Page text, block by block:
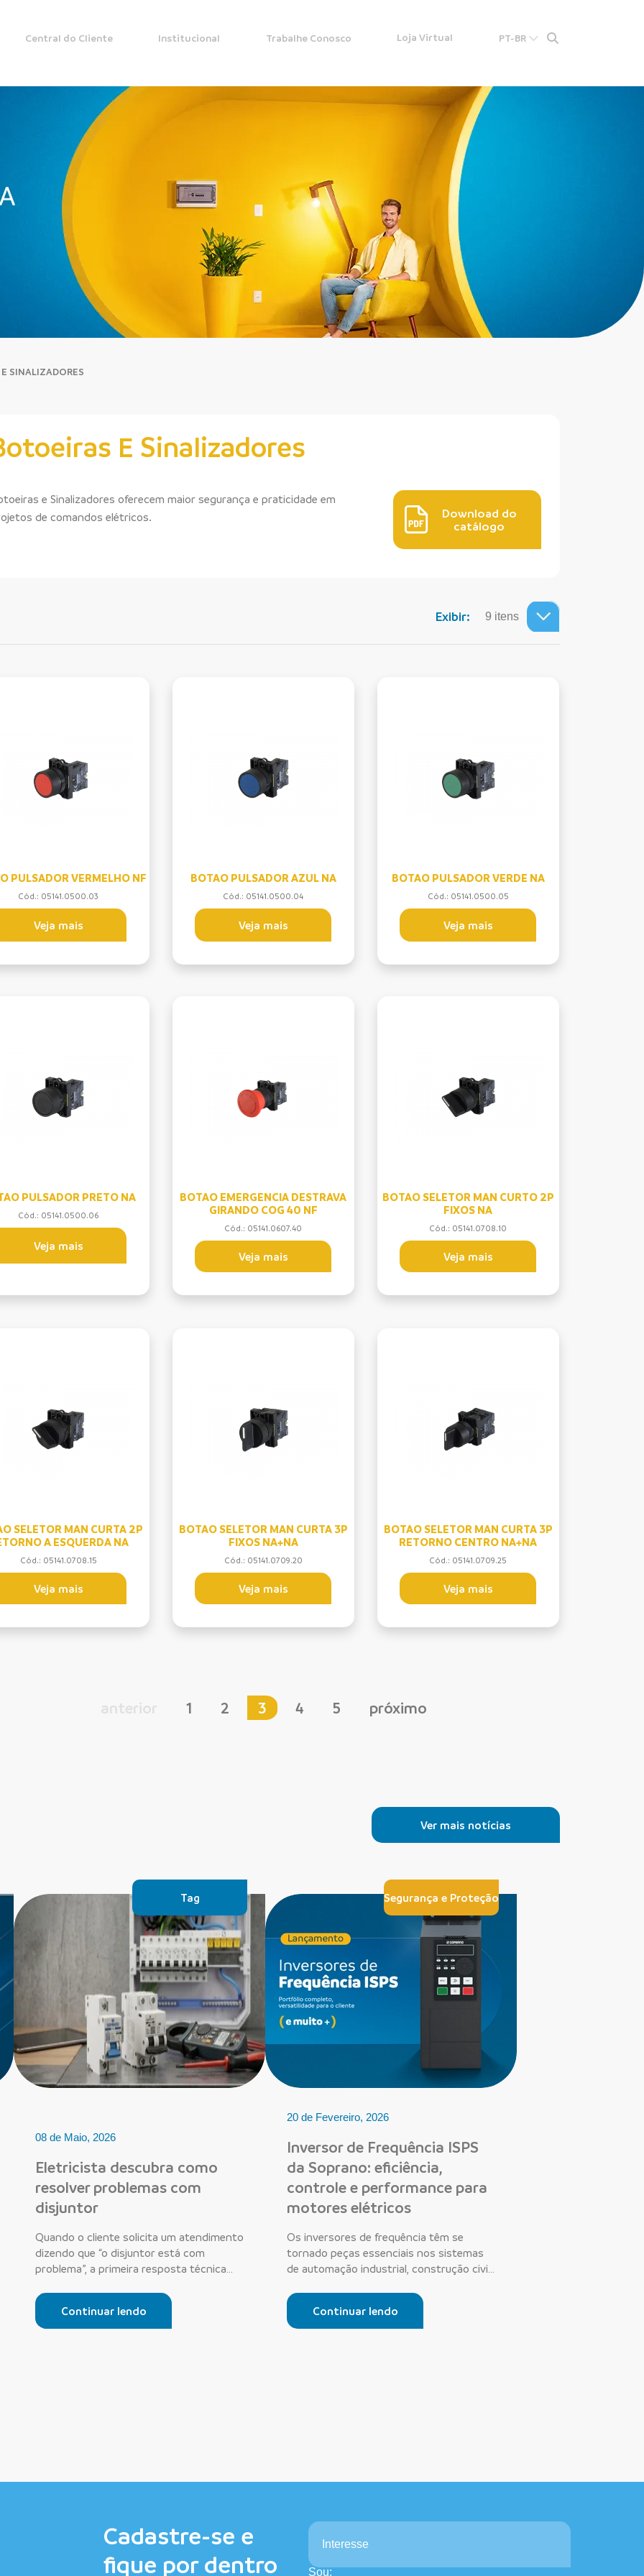
Central do Cliente Institucional Trabalhe Conosco Loja Virtual PT-BR
SINALIZADORES
E Sinalizadores
e Sinalizadores oferecem maior segurança e praticidade em
de comandos elétricos.
Download do
catálogo
Exibir:
PULSADOR VERMELHO NF
Cód.: 05141.0500.03
Veja mais
BOTAO PULSADOR AZUL NA
Cód.: 05141.0500.04
Veja mais
BOTAO PULSADOR VERDE NA
Cód.: 05141.0500.05
Veja mais
PULSADOR PRETO NA
Cód.: 05141.0500.06
Veja mais
BOTAO EMERGENCIA DESTRAVA
GIRANDO COG 40 NF
Cód.: 05141.0607.40
Veja mais
BOTAO SELETOR MAN CURTO 2P
FIXOS NA
Cód.: 05141.0708.10
Veja mais
SELETOR MAN CURTA 2P
A ESQUERDA NA
Cód.: 05141.0708.15
Veja mais
BOTAO SELETOR MAN CURTA 3P
FIXOS NA+NA
Cód.: 05141.0709.20
Veja mais
BOTAO SELETOR MAN CURTA 3P
RETORNO CENTRO NA+NA
Cód.: 05141.0709.25
Veja mais
1 2 3 4 5 próximo
Ver mais notícias
Tag
08 de Maio, 2026
Eletricista descubra como
resolver problemas com
disjuntor
Quando o cliente solicita um atendimento
dizendo que “o disjuntor está com
problema”, a primeira resposta técnica
Continuar lendo
Segurança e Proteção
20 de Fevereiro, 2026
Inversor de Frequência ISPS
da Soprano: eficiência,
controle e performance para
motores elétricos
Os inversores de frequência têm se
tornado peças essenciais nos sistemas
de automação industrial, construção civil
Continuar lendo
Cadastre-se e
fique por dentro
Interesse
Sou: